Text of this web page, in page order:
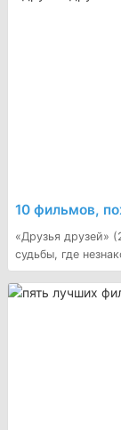
10 фильмов,
«Друзья друзей»
судьбы, где